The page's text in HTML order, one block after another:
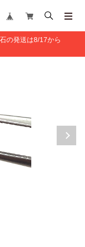
の発送は8/17から